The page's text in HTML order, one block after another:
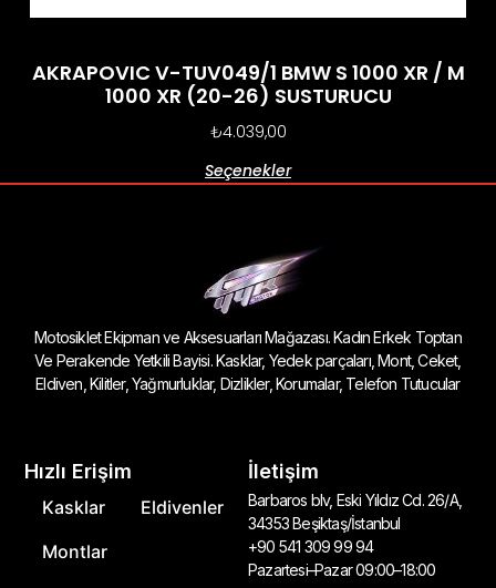
AKRAPOVIC V-TUV049/1 BMW S 1000 XR / M
1000 XR (20-26) SUSTURUCU
₺4.039,00
Seçenekler
Motosiklet Ekipman ve Aksesuarları Mağazası. Kadın Erkek Toptan
Ve Perakende Yetkili Bayisi. Kasklar, Yedek parçaları, Mont, Ceket,
Eldiven, Kilitler, Yağmurluklar, Dizlikler, Korumalar, Telefon Tutucular
Hızlı Erişim
Kasklar
Eldivenler
Montlar
İletişim
Barbaros blv, Eski Yıldız Cd. 26/A,
34353 Beşiktaş/İstanbul
+90 541 309 99 94
Pazartesi–Pazar 09:00–18:00